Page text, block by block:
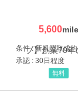
5,600
条件 : 新規買取成約
承認 : 30日程度
無料